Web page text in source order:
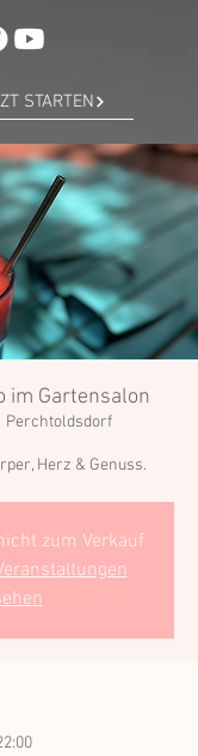
STARTEN
im Gartensalon
Perchtoldsdorf
Herz & Genuss.
zum Verkauf